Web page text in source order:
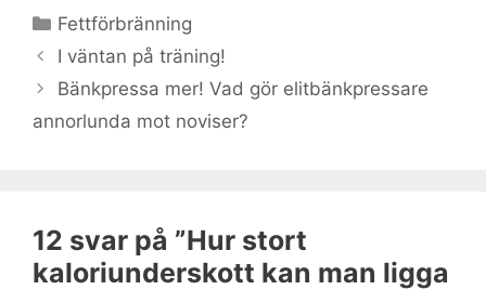
Kategorier
Fettförbränning
I väntan på träning!
Bänkpressa mer! Vad gör elitbänkpressare
annorlunda mot noviser?
12 svar på ”Hur stort
kaloriunderskott kan man ligga